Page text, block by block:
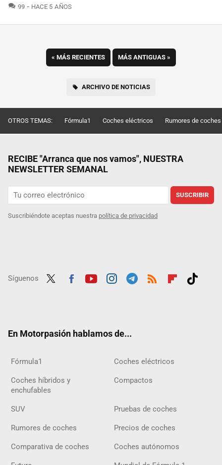
99 COMENTARIOS
HACE 5 AÑOS
« MÁS RECIENTES MÁS ANTIGUAS »
ARCHIVO DE NOTICIAS
OTROS TEMAS: Fórmula1 Coches eléctricos Rumores de coches
RECIBE "Arranca que nos vamos", NUESTRA
NEWSLETTER SEMANAL
SUSCRIBIR
Suscribiéndote aceptas nuestra política de privacidad
Síguenos
En Motorpasión hablamos de...
Fórmula1 Coches eléctricos
Coches híbridos y
enchufables
Compactos
SUV Pruebas de coches
Rumores de coches Precios de coches
Comparativa de coches Coches autónomos